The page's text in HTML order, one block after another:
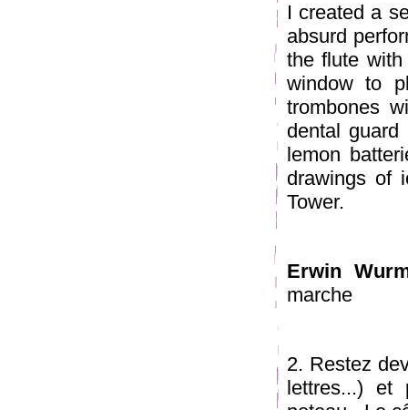
I created a
absurd
the flute
window to
trombones
dental
lemon
drawings of
Tower.
Erwin
marche
2. Restez
lettres...) et